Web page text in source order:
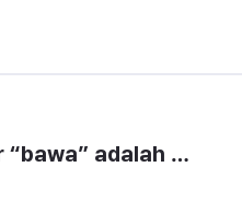
“bawa” adalah …